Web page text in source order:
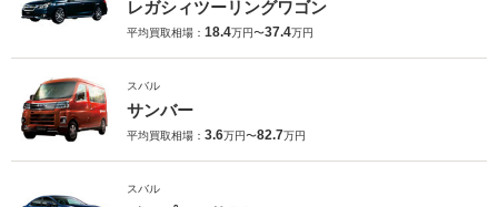
レガシィツーリングワゴン
平均買取相場： 18.4万円〜37.4万円
スバル
サンバー
平均買取相場： 3.6万円〜82.7万円
スバル